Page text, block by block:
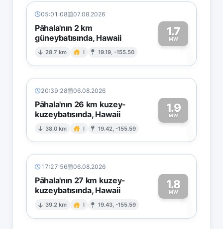
05:01:08 07.08.2026
Pāhala'nın 2 km
güneybatısında, Hawaii
28.7 km I 19.19, -155.50
1.7
MW1
20:39:28 06.08.2026
Pāhala'nın 26 km kuzey-
kuzeybatısında, Hawaii
38.0 km I 19.42, -155.59
1.9
MW1
17:27:56 06.08.2026
Pāhala'nın 27 km kuzey-
kuzeybatısında, Hawaii
39.2 km I 19.43, -155.59
1.8
MW1